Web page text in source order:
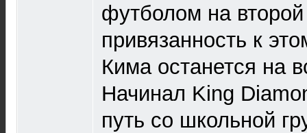
футболом на
привязанность к
Кима останется на
Начинал King
путь со школьной